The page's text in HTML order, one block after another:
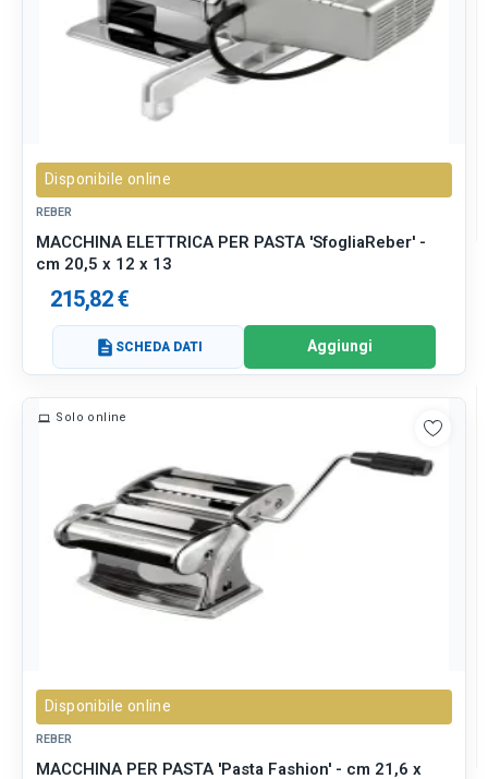
Disponibile online
REBER
MACCHINA ELETTRICA PER PASTA 'SfogliaReber' -
cm 20,5 x 12 x 13
215,82 €
description SCHEDA DATI Aggiungi
Solo online
Disponibile online
REBER
MACCHINA PER PASTA 'Pasta Fashion' - cm 21,6 x